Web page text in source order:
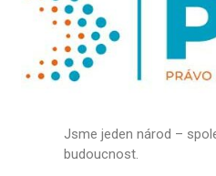
Jsme jeden národ –
budoucnost.